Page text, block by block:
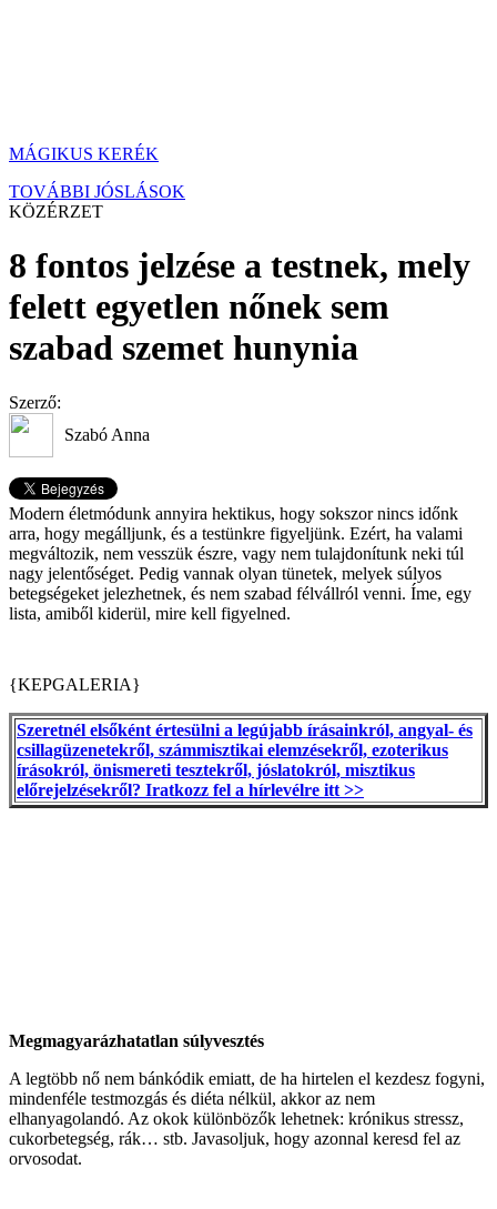
MÁGIKUS KERÉK
TOVÁBBI JÓSLÁSOK
KÖZÉRZET
8 fontos jelzése a testnek, mely
felett egyetlen nőnek sem
szabad szemet hunynia
Szerző:
Szabó Anna
Modern életmódunk annyira hektikus, hogy sokszor nincs időnk
arra, hogy megálljunk, és a testünkre figyeljünk. Ezért, ha valami
megváltozik, nem vesszük észre, vagy nem tulajdonítunk neki túl
nagy jelentőséget. Pedig vannak olyan tünetek, melyek súlyos
betegségeket jelezhetnek, és nem szabad félvállról venni. Íme, egy
lista, amiből kiderül, mire kell figyelned.
{KEPGALERIA}
Szeretnél elsőként értesülni a legújabb írásainkról, angyal- és
csillagüzenetekről, számmisztikai elemzésekről, ezoterikus
írásokról, önismereti tesztekről, jóslatokról, misztikus
előrejelzésekről? Iratkozz fel a hírlevélre itt >>
Megmagyarázhatatlan súlyvesztés
A legtöbb nő nem bánkódik emiatt, de ha hirtelen el kezdesz fogyni,
mindenféle testmozgás és diéta nélkül, akkor az nem
elhanyagolandó. Az okok különbözők lehetnek: krónikus stressz,
cukorbetegség, rák… stb. Javasoljuk, hogy azonnal keresd fel az
orvosodat.